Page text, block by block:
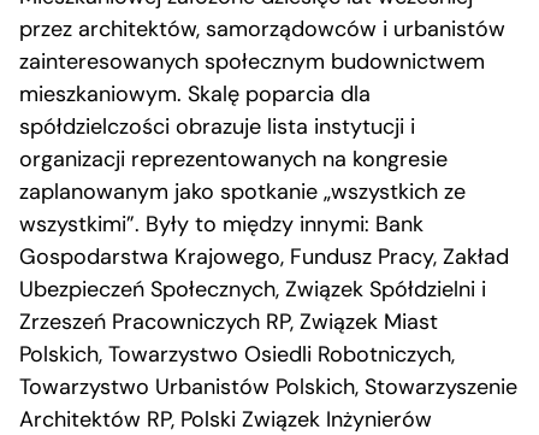
przez architektów, samorządowców i urbanistów
zainteresowanych społecznym budownictwem
mieszkaniowym. Skalę poparcia dla
spółdzielczości obrazuje lista instytucji i
organizacji reprezentowanych na kongresie
zaplanowanym jako spotkanie „wszystkich ze
wszystkimi”. Były to między innymi: Bank
Gospodarstwa Krajowego, Fundusz Pracy, Zakład
Ubezpieczeń Społecznych, Związek Spółdzielni i
Zrzeszeń Pracowniczych RP, Związek Miast
Polskich, Towarzystwo Osiedli Robotniczych,
Towarzystwo Urbanistów Polskich, Stowarzyszenie
Architektów RP, Polski Związek Inżynierów